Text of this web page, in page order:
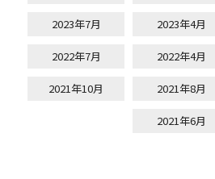
2023年7月 2023年4月
2022年7月 2022年4月
2021年10月 2021年8月
2021年6月